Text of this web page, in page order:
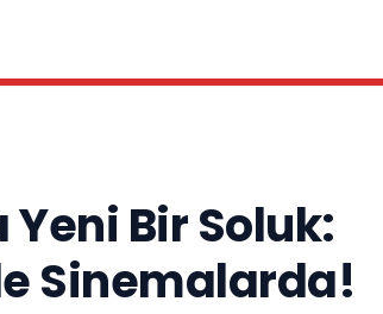
Bir Soluk:
Sinemalarda!